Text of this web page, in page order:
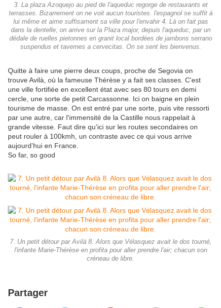
3. La plaza Azoquejo au pied de l'aqueduc regorge de restaurants et
terrasses. Bizarrement on ne voit aucun touristes. l'espagnol se suffit à
lui même et aime suffisament sa ville pour l'envahir 4. Là on fait pas
dans la dentelle; on arrive sur la Plaza major, depuis l'aqueduc, par un
dédale de ruelles pietonnes en granit local bordées de jambons serrano
suspendus et tavernes a cervecitas. On se sent les bienvenus.
Quitte à faire une pierre deux coups, proche de Segovia on
trouve Avilà, où la fameuse Thérèse y a fait ses classes. C'est
une ville fortifiée en excellent état avec ses 80 tours en demi
cercle, une sorte de petit Carcassonne. Ici on baigne en plein
tourisme de masse. On est entré par une sorte, puis vite ressorti
par une autre, car l'immensité de la Castille nous rappelait à
grande vitesse. Faut dire qu'ici sur les routes secondaires on
peut rouler à 100kmh, un contraste avec ce qui vous arrive
aujourd'hui en France.
So far, so good
7. Un petit détour par Avilà 8. Alors que Vélasquez avait le dos tourné,
l'infante Marie-Thérèse en profita pour aller prendre l'air; chacun son
créneau de libre.
Partager